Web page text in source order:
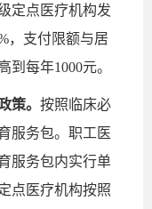
定点医疗机构发
，支付限额与居
到每年1000元。
策。 按照临床必
服务包。职工医
服务包内实行单
点医疗机构按照